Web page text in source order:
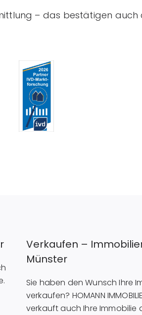
– das bestätigen auch
Verkaufen –
Münster
Sie haben den Wunsch Ihre
verkaufen? HOMANN
verkauft auch Ihre Immobilie